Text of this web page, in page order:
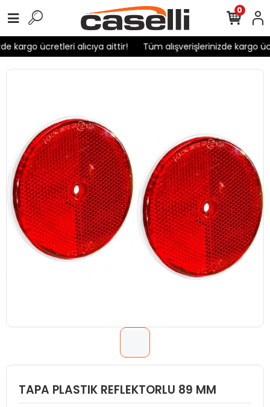
kargo ücretleri alıcıya aittir! Tüm alışverişlerinizde kargo
0
TAPA PLASTIK REFLEKTORLU 89 MM